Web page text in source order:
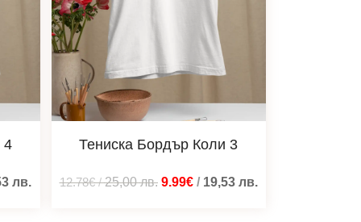
4
лв.
Тениска Бордър Коли 3
12.78€/25,00лв. 9.99€/ 19,53 лв.